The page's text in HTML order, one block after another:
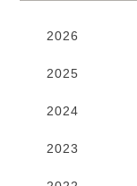
2026
2025
2024
2023